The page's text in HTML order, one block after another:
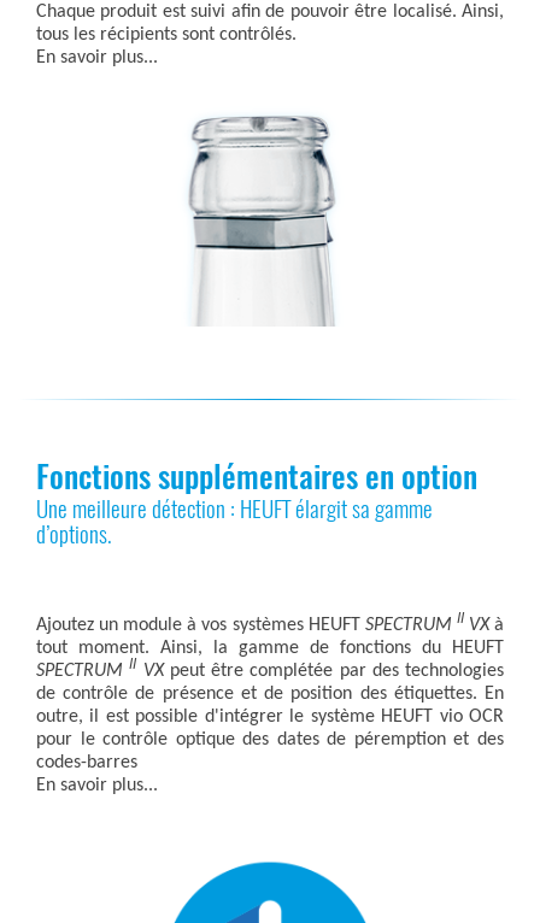
Chaque produit est suivi afin de pouvoir être localisé. Ainsi,
tous les récipients sont contrôlés.
En savoir plus...
Fonctions supplémentaires en option
Une meilleure détection : HEUFT élargit sa gamme
d’options.
Ajoutez un module à vos systèmes HEUFT SPECTRUM IIVXà
tout moment. Ainsi, la gamme de fonctions du HEUFT
SPECTRUMII VXpeut être complétée par des technologies
de contrôle de présence et de position des étiquettes. En
outre, il est possible d'intégrer le système HEUFT vio OCR
pour le contrôle optique des dates de péremption et des
codes-barres
En savoir plus...